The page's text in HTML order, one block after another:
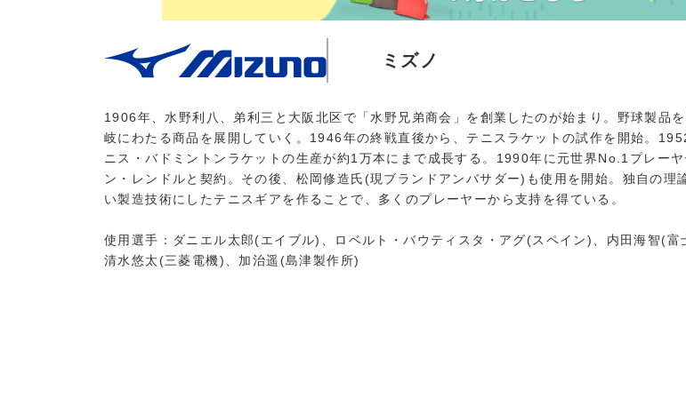
ミズノ
1906年、水野利八、弟利三と大阪北区で「水野兄弟商会」を創業したのが始まり。野球製品
岐にわたる商品を展開していく。1946年の終戦直後から、テニスラケットの試作を開始。
ニス・バドミントンラケットの生産が約1万本にまで成長する。1990年に元世界No.1プレーヤ
ン・レンドルと契約。その後、松岡修造氏(現ブランドアンバサダー)も使用を開始。独自の理
い製造技術にしたテニスギアを作ることで、多くのプレーヤーから支持を得ている。
使用選手：ダニエル太郎(エイブル)、ロベルト・バウティスタ・アグ(スペイン)、内田海智(富
清水悠太(三菱電機)、加治遥(島津製作所)